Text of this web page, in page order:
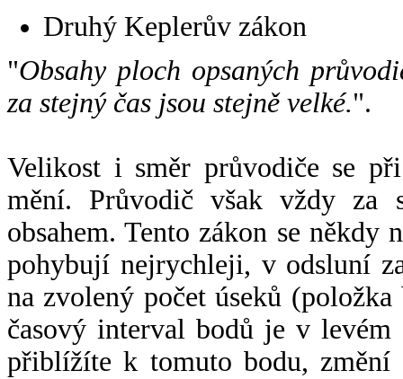
Druhý Keplerův zákon
"Obsahy ploch opsaných
za stejný čas jsou stejně velké.".
Velikost i směr průvodiče se
mění. Průvodič však vždy za
obsahem. Tento zákon se někdy
pohybují nejrychleji, v odsluní
na zvolený počet úseků
časový interval bodů je v
přiblížíte k tomuto bodu,